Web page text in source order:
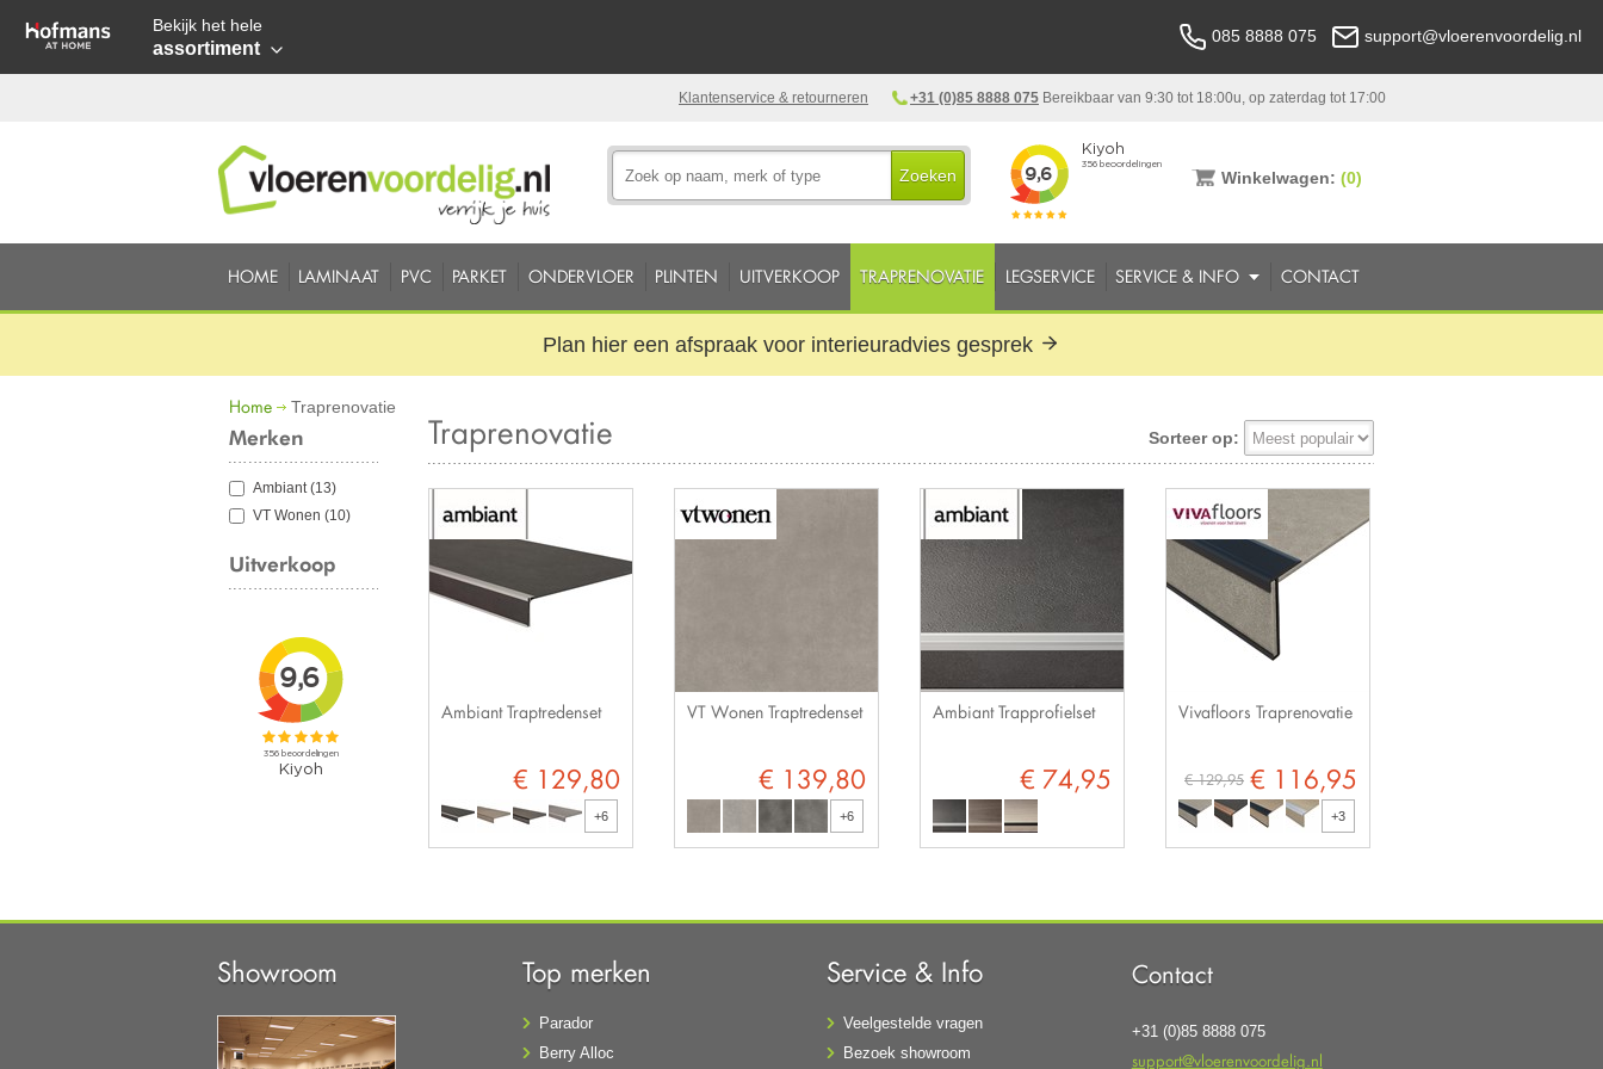
Bekijk het hele
assortiment
085 8888 075 support@vloerenvoordelig.nl
+31 (0)85 8888 075 Bereikbaar van 9:30 tot 18:00u, op zaterdag tot 17:00
Klantenservice & retourneren
Zoeken Winkelwagen: (0)
HOME LAMINAAT PVC PARKET ONDERVLOER PLINTEN UITVERKOOP TRAPRENOVATIE LEGSERVICE SERVICE & INFO CONTACT
Plan hier een afspraak voor interieuradvies gesprek
Home Traprenovatie
Merken
Ambiant(13)
VT Wonen (10)
Uitverkoop
Sorteer op:
Traprenovatie
Ambiant Traptredenset
€ 129,80
+6
VT Wonen Traptredenset
€ 139,80
+6
Ambiant Trapprofielset
€ 74,95
Vivafloors Traprenovatie
€ 116,95
€ 129,95
+3
Showroom Top merken
Parador
Berry Alloc
Service & Info
Veelgestelde vragen
Bezoek showroom
Contact
+31 (0)85 8888 075
support@vloerenvoordelig.nl